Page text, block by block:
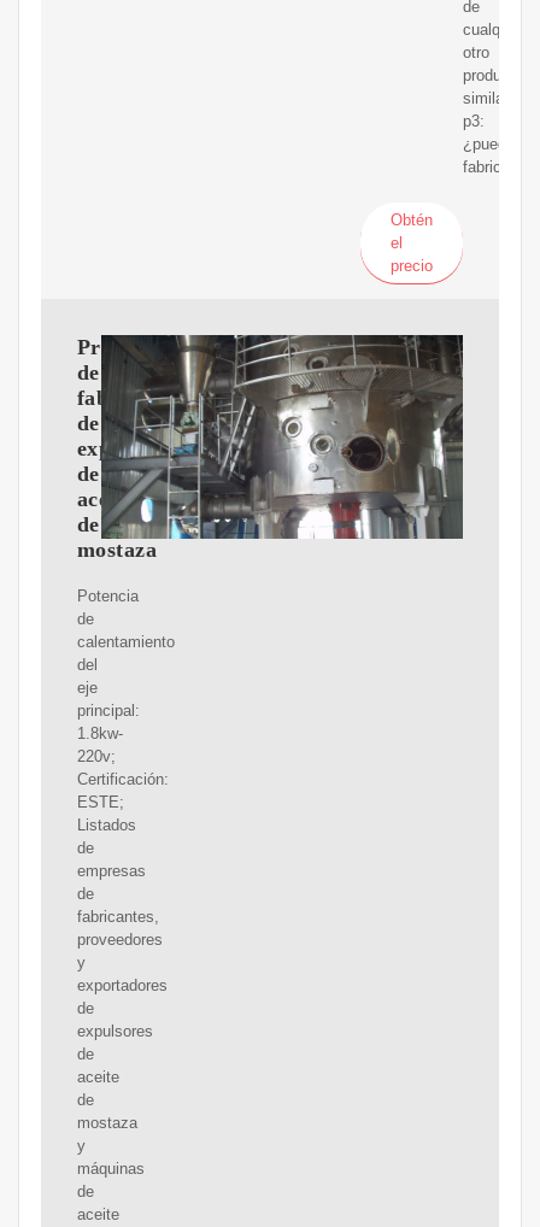
de
cualquier
otro
producto
similar.
p3:
¿pueden
fabricar
Obtén
el
precio
Proveedores
de
fabricantes
de
expulsores
de
aceite
de
mostaza
Potencia
de
calentamiento
del
eje
principal:
1.8kw-
220v;
Certificación:
ESTE;
Listados
de
empresas
de
fabricantes,
proveedores
y
exportadores
de
expulsores
de
aceite
de
mostaza
y
máquinas
de
aceite